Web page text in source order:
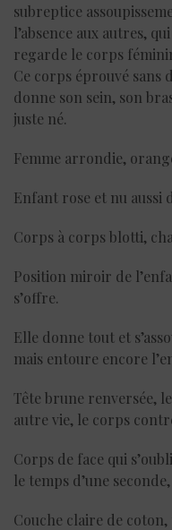
subreptice
l’absence aux autres,
regarde le corps
Ce corps éprouvé sans
donne son sein, son
juste né.
Femme arrondie,
Enfant rose et nu aussi
Corps à corps blotti,
Position miroir de
s’offre.
Elle donne tout et
mais entoure encore
Tête brune renversée,
autre vie, le corps
Corps de face qui
le temps d’une
Couche claire de